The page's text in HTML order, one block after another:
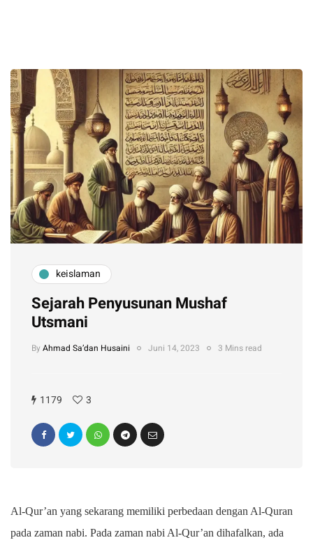
keislaman
Sejarah Penyusunan Mushaf
Utsmani
By Ahmad Sa’dan Husaini Juni 14, 2023 3 Mins read
1179 3
Al-Qur’an yang sekarang memiliki perbedaan dengan Al-Quran
pada zaman nabi. Pada zaman nabi Al-Qur’an dihafalkan, ada